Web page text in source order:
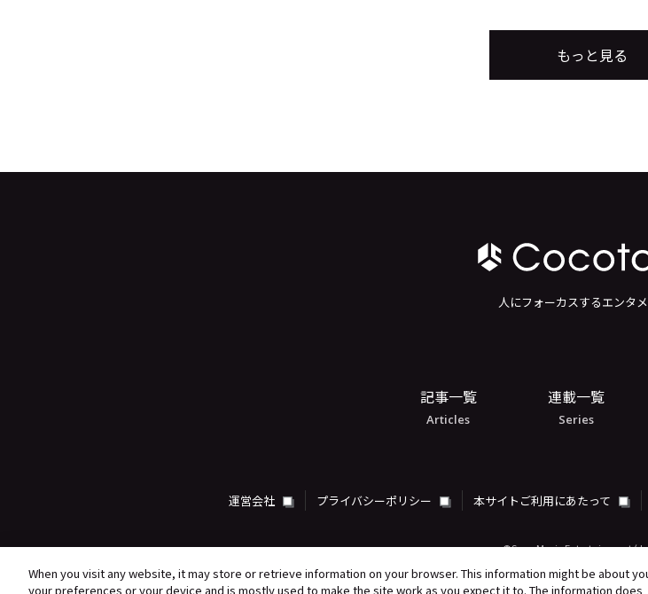
もっと見る
人にフォーカスするエンタ
記事一覧
Articles
連載一覧
Series
運営会社 プライバシーポリシー 本サイトご利用にあたって
©Sony Music Entertainment
When you visit any website, it may store or retrieve information on your browser. This information might be about
your preferences or your device and is mostly used to make the site work as you expect it to. The information does